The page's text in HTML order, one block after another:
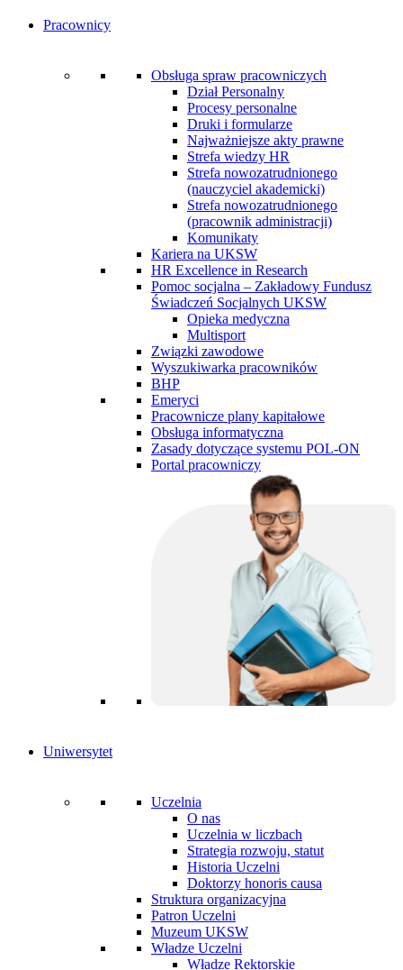
Pracownicy
Obsługa spraw pracowniczych
Dział Personalny
Procesy personalne
Druki i formularze
Najważniejsze akty prawne
Strefa wiedzy HR
Strefa nowozatrudnionego
(nauczyciel akademicki)
Strefa nowozatrudnionego
(pracownik administracji)
Komunikaty
Kariera na UKSW
HR Excellence in Research
Pomoc socjalna – Zakładowy Fundusz
Świadczeń Socjalnych UKSW
Opieka medyczna
Multisport
Związki zawodowe
Wyszukiwarka pracowników
BHP
Emeryci
Pracownicze plany kapitałowe
Obsługa informatyczna
Zasady dotyczące systemu POL-ON
Portal pracowniczy
Uniwersytet
Uczelnia
O nas
Uczelnia w liczbach
Strategia rozwoju, statut
Historia Uczelni
Doktorzy honoris causa
Struktura organizacyjna
Patron Uczelni
Muzeum UKSW
Władze Uczelni
Władze Rektorskie